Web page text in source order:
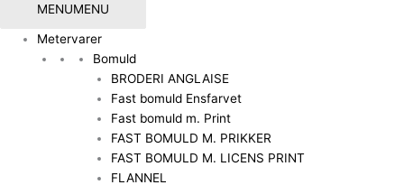
MENUMENU
Metervarer
Bomuld
BRODERI ANGLAISE
Fast bomuld Ensfarvet
Fast bomuld m. Print
FAST BOMULD M. PRIKKER
FAST BOMULD M. LICENS PRINT
FLANNEL